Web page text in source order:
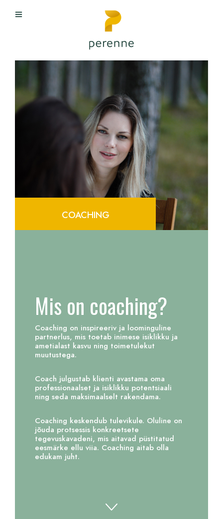
COACHING
Mis on coaching?
Coaching on inspireeriv ja loominguline
partnerlus, mis toetab inimese isiklikku ja
ametialast kasvu ning toimetulekut
muutustega.
Coach julgustab klienti avastama oma
professionaalset ja isiklikku potentsiaali
ning seda maksimaalselt rakendama.
Coaching keskendub tulevikule. Oluline on
jõuda protsessis konkreetsete
tegevuskavadeni, mis aitavad püstitatud
eesmärke ellu viia. Coaching aitab olla
edukam juht.